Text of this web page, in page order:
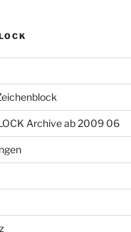
Archive ab 2009 06